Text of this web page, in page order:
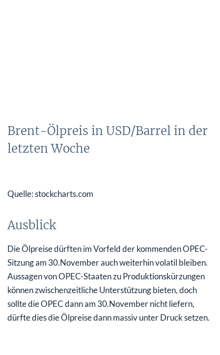
Brent-Ölpreis in USD/Barrel in der
letzten Woche
Quelle: stockcharts.com
Ausblick
Die Ölpreise dürften im Vorfeld der kommenden OPEC-
Sitzung am 30.November auch weiterhin volatil bleiben.
Aussagen von OPEC-Staaten zu Produktionskürzungen
können zwischenzeitliche Unterstützung bieten, doch
sollte die OPEC dann am 30.November nicht liefern,
dürfte dies die Ölpreise dann massiv unter Druck setzen.